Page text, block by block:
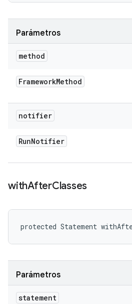
Parámetros
method
FrameworkMethod
notifier
RunNotifier
withAfterClasses
protected Statement
Parámetros
statement